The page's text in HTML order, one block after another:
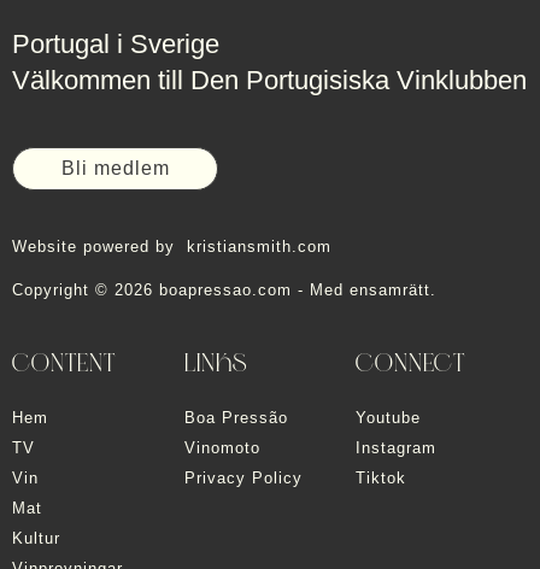
Portugal i Sverige
Välkommen till Den Portugisiska Vinklubben
Bli medlem
Website powered by kristiansmith.com
Copyright © 2026 boapressao.com - Med ensamrätt.
CONTENT
Hem
TV
Vin
Mat
Kultur
LINKS
Boa Pressão
Vinomoto
Privacy Policy
CONNECT
Youtube
Instagram
Tiktok